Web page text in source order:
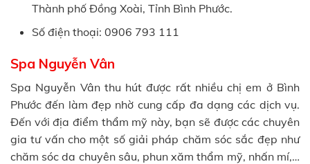
Thành phố Đồng Xoài, Tỉnh Bình Phước.
Số điện thoại: 0906 793 111
Spa Nguyễn Vân
Spa Nguyễn Vân thu hút được rất nhiều chị em ở Bình
Phước đến làm đẹp nhờ cung cấp đa dạng các dịch vụ.
Đến với địa điểm thẩm mỹ này, bạn sẽ được các chuyên
gia tư vấn cho một số giải pháp chăm sóc sắc đẹp như
chăm sóc da chuyên sâu, phun xăm thẩm mỹ, nhấn mí,…